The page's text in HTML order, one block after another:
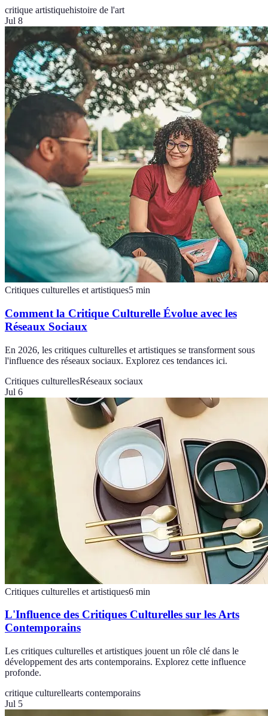
critique artistiquehistoire de l'art
Jul 8
Critiques culturelles et artistiques5 min
Comment la Critique Culturelle Évolue avec les
Réseaux Sociaux
En 2026, les critiques culturelles et artistiques se transforment sous
l'influence des réseaux sociaux. Explorez ces tendances ici.
Critiques culturellesRéseaux sociaux
Jul 6
Critiques culturelles et artistiques6 min
L'Influence des Critiques Culturelles sur les Arts
Contemporains
Les critiques culturelles et artistiques jouent un rôle clé dans le
développement des arts contemporains. Explorez cette influence
profonde.
critique culturellearts contemporains
Jul 5